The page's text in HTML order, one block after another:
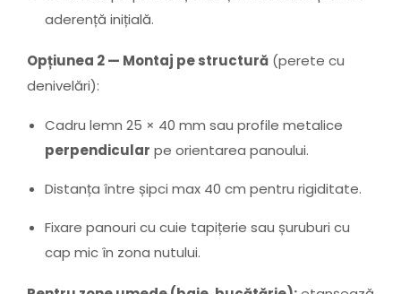
aderență inițială.
Opțiunea 2 — Montaj pe structură (perete cu
denivelări):
Cadru lemn 25 × 40 mm sau profile metalice
perpendicular pe orientarea panoului.
Distanța între șipci max 40 cm pentru rigiditate.
Fixare panouri cu cuie tapițerie sau șuruburi cu
cap mic în zona nutului.